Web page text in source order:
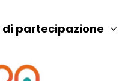
di partecipazione